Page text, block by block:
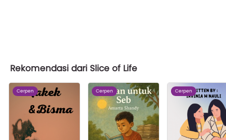
Rekomendasi dari Slice of Life
Cerpen Cerpen Cerpen